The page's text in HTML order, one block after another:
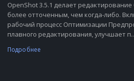
OpenShot 3.5.1 делает
более отточенным, чем когда-либо.
рабочий процесс Оптимизации
плавного редактирования, улучшает
Подробнее